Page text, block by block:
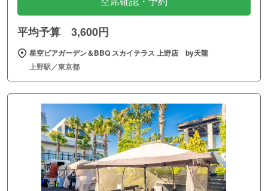
平均予算 3,600円
星空ビアガーデン＆BBQ スカイテラス 上野店 by天龍
上野駅／東京都